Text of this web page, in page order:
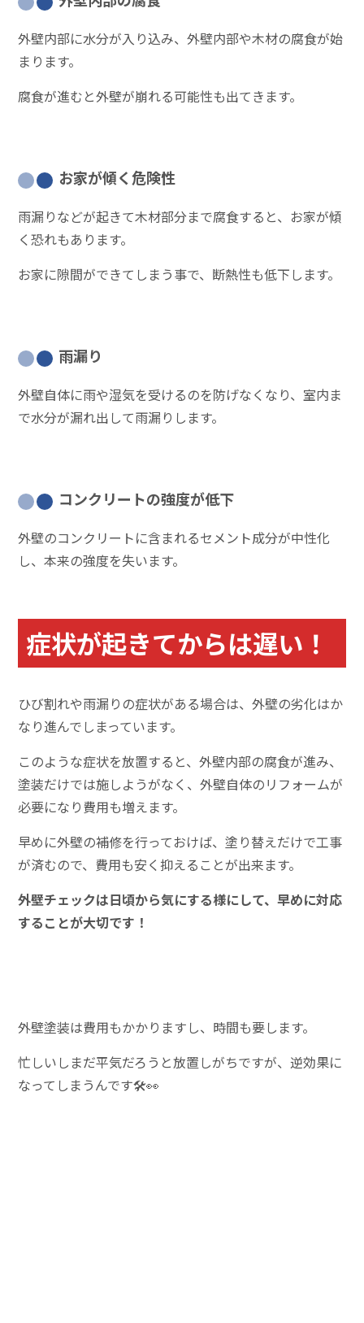
外壁内部に水分が入り込み、外壁内部や木材の腐食が始
まります。
腐食が進むと外壁が崩れる可能性も出てきます。
お家が傾く危険性
雨漏りなどが起きて木材部分まで腐食すると、お家が傾
く恐れもあります。
お家に隙間ができてしまう事で、断熱性も低下します。
雨漏り
外壁自体に雨や湿気を受けるのを防げなくなり、室内ま
で水分が漏れ出して雨漏りします。
コンクリートの強度が低下
外壁のコンクリートに含まれるセメント成分が中性化
し、本来の強度を失います。
症状が起きてからは遅い！
ひび割れや雨漏りの症状がある場合は、外壁の劣化はか
なり進んでしまっています。
このような症状を放置すると、外壁内部の腐食が進み、
塗装だけでは施しようがなく、外壁自体のリフォームが
必要になり費用も増えます。
早めに外壁の補修を行っておけば、塗り替えだけで工事
が済むので、費用も安く抑えることが出来ます。
外壁チェックは日頃から気にする様にして、早めに対応
することが大切です！
外壁塗装は費用もかかりますし、時間も要します。
忙しいしまだ平気だろうと放置しがちですが、逆効果に
なってしまうんです🛠👀